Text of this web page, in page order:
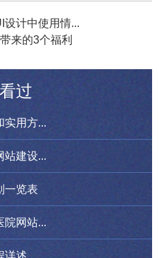
设计中使用情...
来的3个福利
过
实用方...
站建设...
一览表
院网站...